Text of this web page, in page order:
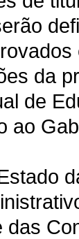
da
de
ao
das